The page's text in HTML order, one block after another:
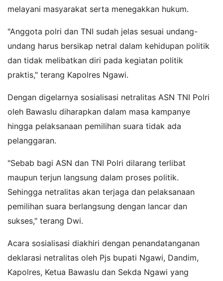
melayani masyarakat serta menegakkan hukum.
"Anggota polri dan TNI sudah jelas sesuai undang-
undang harus bersikap netral dalam kehidupan politik
dan tidak melibatkan diri pada kegiatan politik
praktis," terang Kapolres Ngawi.
Dengan digelarnya sosialisasi netralitas ASN TNI Polri
oleh Bawaslu diharapkan dalam masa kampanye
hingga pelaksanaan pemilihan suara tidak ada
pelanggaran.
"Sebab bagi ASN dan TNI Polri dilarang terlibat
maupun terjun langsung dalam proses politik.
Sehingga netralitas akan terjaga dan pelaksanaan
pemilihan suara berlangsung dengan lancar dan
sukses," terang Dwi.
Acara sosialisasi diakhiri dengan penandatanganan
deklarasi netralitas oleh Pjs bupati Ngawi, Dandim,
Kapolres, Ketua Bawaslu dan Sekda Ngawi yang